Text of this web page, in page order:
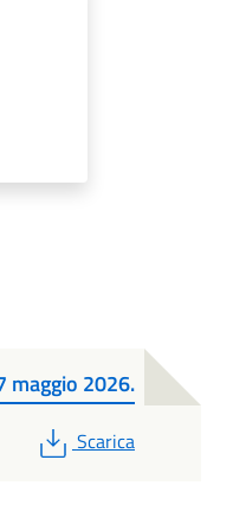
maggio 2026.
PDF
Scarica